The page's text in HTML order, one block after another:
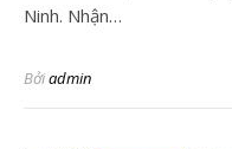
Ninh. Nhận…
Bởiadmin